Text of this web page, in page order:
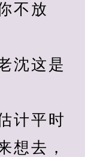
不放
沈这是
计平时
想去，